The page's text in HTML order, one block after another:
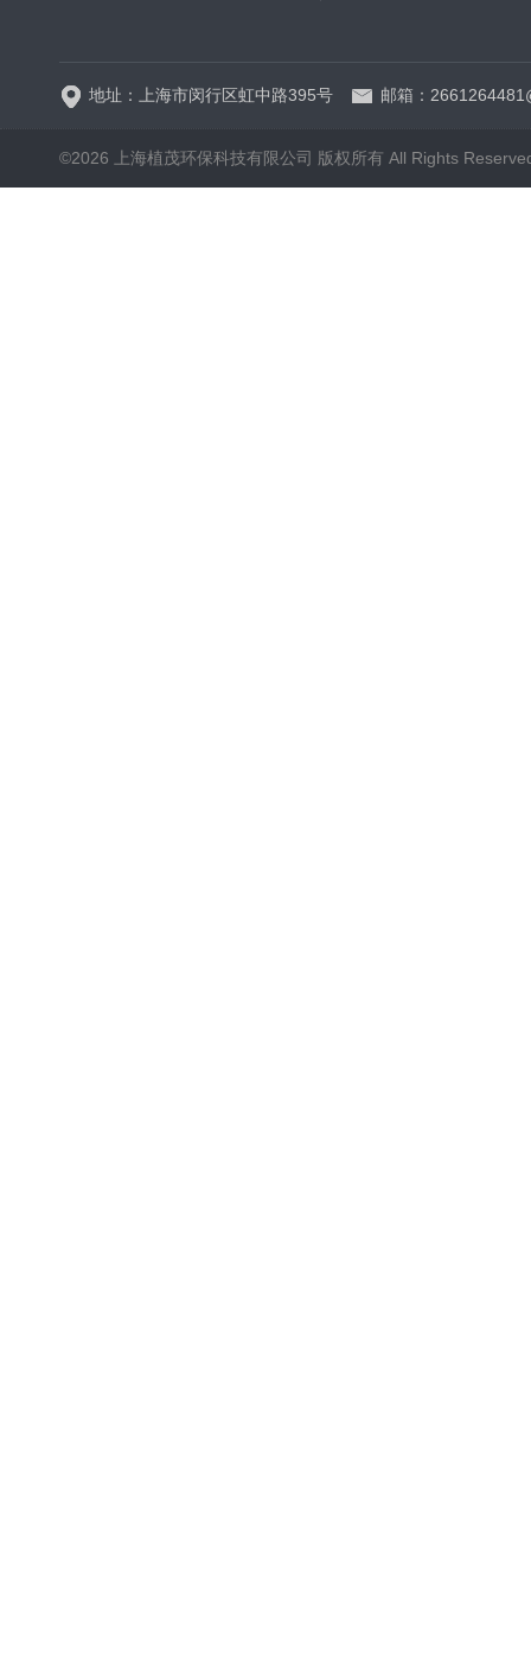
地址：上海市闵行区虹中路395号 邮箱：
©2026 上海植茂环保科技有限公司 版权所有 All Rights